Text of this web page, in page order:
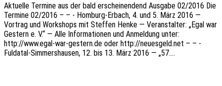
Aktu­el­le Termi­ne aus der bald erschei­nen­dend Ausga­be 02/2016 Die
Termi­ne 02/2016 – – - Homburg-Erbach, 4. und 5. März 2016 —
Vortrag und Work­shops mit Stef­fen Henke — Veran­stal­ter: „Egal war
Gestern e. V.“ — Alle Infor­ma­tio­nen und Anmel­dung unter:
http://www.egal-war-gestern.de oder http://neuesgeld.net – – -
Fulda­­tal-Simmer­s­hau­­sen, 12. bis 13. März 2016 — „57.…